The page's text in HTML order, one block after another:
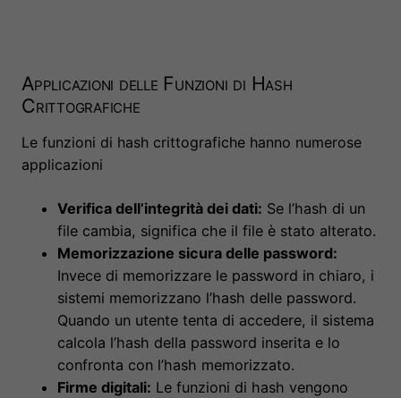
Applicazioni delle Funzioni di Hash
Crittografiche
Le funzioni di hash crittografiche hanno numerose
applicazioni
Verifica dell’integrità dei dati: Se l’hash di un
file cambia, significa che il file è stato alterato.
Memorizzazione sicura delle password:
Invece di memorizzare le password in chiaro, i
sistemi memorizzano l’hash delle password.
Quando un utente tenta di accedere, il sistema
calcola l’hash della password inserita e lo
confronta con l’hash memorizzato.
Firme digitali: Le funzioni di hash vengono